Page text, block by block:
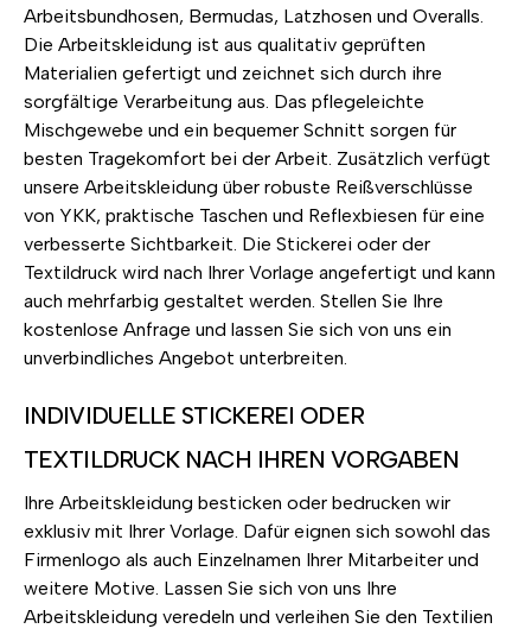
Arbeitsbundhosen, Bermudas, Latzhosen und Overalls.
Die Arbeitskleidung ist aus qualitativ geprüften
Materialien gefertigt und zeichnet sich durch ihre
sorgfältige Verarbeitung aus. Das pflegeleichte
Mischgewebe und ein bequemer Schnitt sorgen für
besten Tragekomfort bei der Arbeit. Zusätzlich verfügt
unsere Arbeitskleidung über robuste Reißverschlüsse
von YKK, praktische Taschen und Reflexbiesen für eine
verbesserte Sichtbarkeit. Die Stickerei oder der
Textildruck wird nach Ihrer Vorlage angefertigt und kann
auch mehrfarbig gestaltet werden. Stellen Sie Ihre
kostenlose Anfrage und lassen Sie sich von uns ein
unverbindliches Angebot unterbreiten.
INDIVIDUELLE STICKEREI ODER
TEXTILDRUCK NACH IHREN VORGABEN
Ihre Arbeitskleidung besticken oder bedrucken wir
exklusiv mit Ihrer Vorlage. Dafür eignen sich sowohl das
Firmenlogo als auch Einzelnamen Ihrer Mitarbeiter und
weitere Motive. Lassen Sie sich von uns Ihre
Arbeitskleidung veredeln und verleihen Sie den Textilien